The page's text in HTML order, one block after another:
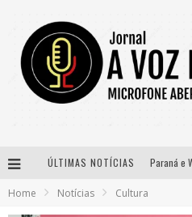
ÚLTIMAS NOTÍCIAS
Home Notícias Cultura